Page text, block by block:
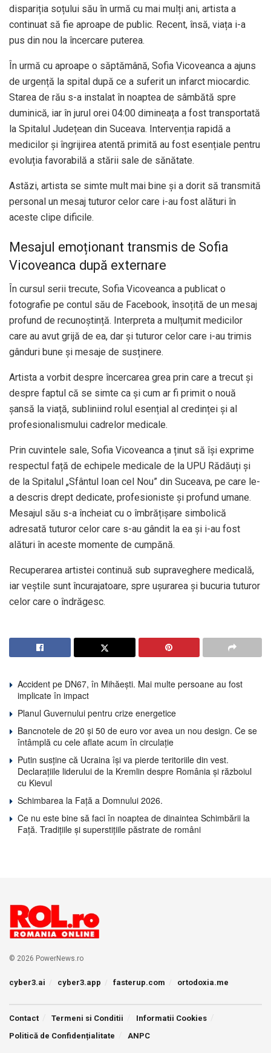
dispariția soțului său în urmă cu mai mulți ani, artista a
continuat să fie aproape de public. Recent, însă, viața i-a
pus din nou la încercare puterea.
În urmă cu aproape o săptămână, Sofia Vicoveanca a ajuns
de urgență la spital după ce a suferit un infarct miocardic.
Starea de rău s-a instalat în noaptea de sâmbătă spre
duminică, iar în jurul orei 04:00 dimineața a fost transportată
la Spitalul Județean din Suceava. Intervenția rapidă a
medicilor și îngrijirea atentă primită au fost esențiale pentru
evoluția favorabilă a stării sale de sănătate.
Astăzi, artista se simte mult mai bine și a dorit să transmită
personal un mesaj tuturor celor care i-au fost alături în
aceste clipe dificile.
Mesajul emoționant transmis de Sofia
Vicoveanca după externare
În cursul serii trecute, Sofia Vicoveanca a publicat o
fotografie pe contul său de Facebook, însoțită de un mesaj
profund de recunoștință. Interpreta a mulțumit medicilor
care au avut grijă de ea, dar și tuturor celor care i-au trimis
gânduri bune și mesaje de susținere.
Artista a vorbit despre încercarea grea prin care a trecut și
despre faptul că se simte ca și cum ar fi primit o nouă
șansă la viață, subliniind rolul esențial al credinței și al
profesionalismului cadrelor medicale.
Prin cuvintele sale, Sofia Vicoveanca a ținut să își exprime
respectul față de echipele medicale de la UPU Rădăuți și
de la Spitalul „Sfântul Ioan cel Nou” din Suceava, pe care le-
a descris drept dedicate, profesioniste și profund umane.
Mesajul său s-a încheiat cu o îmbrățișare simbolică
adresată tuturor celor care s-au gândit la ea și i-au fost
alături în aceste momente de cumpănă.
Recuperarea artistei continuă sub supraveghere medicală,
iar veștile sunt încurajatoare, spre ușurarea și bucuria tuturor
celor care o îndrăgesc.
Accident pe DN67, în Mihăești. Mai multe persoane au fost
implicate în impact
Planul Guvernului pentru crize energetice
Bancnotele de 20 și 50 de euro vor avea un nou design. Ce se
întâmplă cu cele aflate acum în circulație
Putin susține că Ucraina își va pierde teritoriile din vest.
Declarațiile liderului de la Kremlin despre România și războiul
cu Kievul
Schimbarea la Față a Domnului 2026.
Ce nu este bine să faci în noaptea de dinaintea Schimbării la
Față. Tradițiile și superstițiile păstrate de români
© 2026 PowerNews.ro
cyber3.ai cyber3.app fasterup.com ortodoxia.me
Contact Termeni si Conditii
Informatii Cookies
Politică de Confidențialitate
ANPC